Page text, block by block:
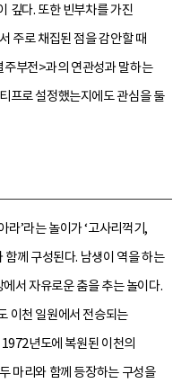
깊다. 또한 빈부차를 가진
주로 채집된 점을 감안할 때
부전>과의 연관성과 말하는
프로 설정했는지에도 관심을 둘
라’라는 놀이가 ‘고사리꺽기,
함께 구성된다. 남생이 역을 하는
서 자유로운 춤을 추는 놀이다.
이천 일원에서 전승되는
년도에 복원된 이천의
마리와 함께 등장하는 구성을